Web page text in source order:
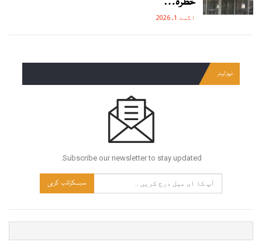
اگست 1, 2026
نیوز لیٹر
Subscribe our newsletter to stay updated.
سبسکرائب کریں